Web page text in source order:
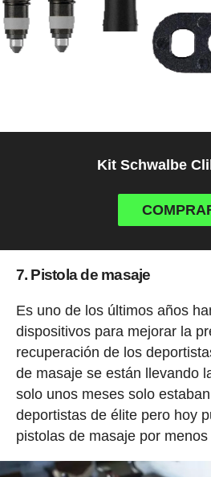
Kit Schwalbe
7. Pistola de masaje
Es uno de los últimos años
dispositivos para mejorar la
recuperación de los
de masaje se están llevando
solo unos meses solo
deportistas de élite pero hoy
pistolas de masaje por